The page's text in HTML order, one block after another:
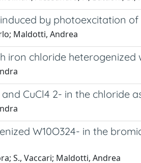
by photoexcitation
Maldotti, Andrea
iron chloride heterogenized
CuCl4 2- in the chloride
W10O324- in the
S., Vaccari; Maldotti, Andrea